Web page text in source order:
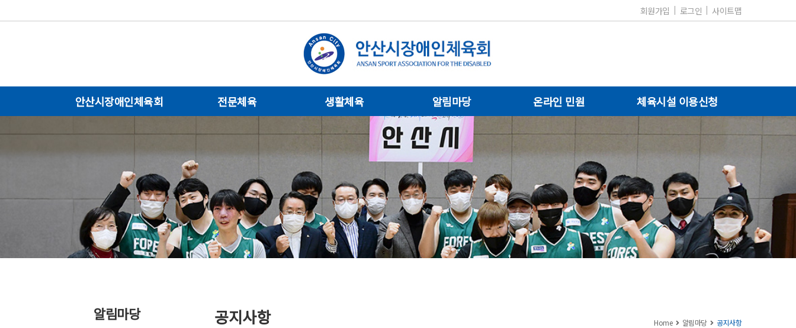
회원가입 로그인 사이트맵
안산시장애인체육회 전문체육 생활체육 알림마당 온라인 민원 체육시설 이용신청
알림마당 공지사항 Home 알림마당 공지사항